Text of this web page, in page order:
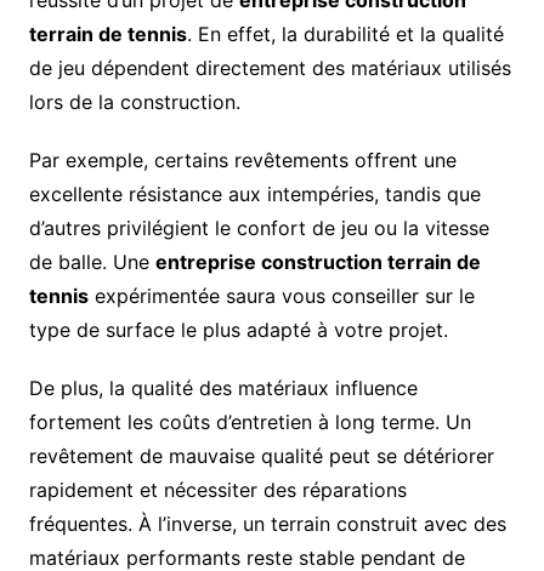
terrain de tennis. En effet, la durabilité et la qualité
de jeu dépendent directement des matériaux utilisés
lors de la construction.
Par exemple, certains revêtements offrent une
excellente résistance aux intempéries, tandis que
d’autres privilégient le confort de jeu ou la vitesse
de balle. Une entreprise construction terrain de
tennisexpérimentée saura vous conseiller sur le
type de surface le plus adapté à votre projet.
De plus, la qualité des matériaux influence
fortement les coûts d’entretien à long terme. Un
revêtement de mauvaise qualité peut se détériorer
rapidement et nécessiter des réparations
fréquentes. À l’inverse, un terrain construit avec des
matériaux performants reste stable pendant de